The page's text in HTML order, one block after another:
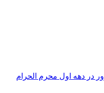
در دهه اول محرم الحرام